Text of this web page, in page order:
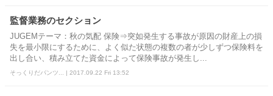
監督業務のセクション
JUGEMテーマ：秋の気配 保険⇒突如発生する事故が原因の財産上の損
失を最小限にするために、よく似た状態の複数の者が少しずつ保険料を
出し合い、積み立てた資金によって保険事故が発生し...
そっくりだパンツ... | 2017.09.22 Fri 13:52